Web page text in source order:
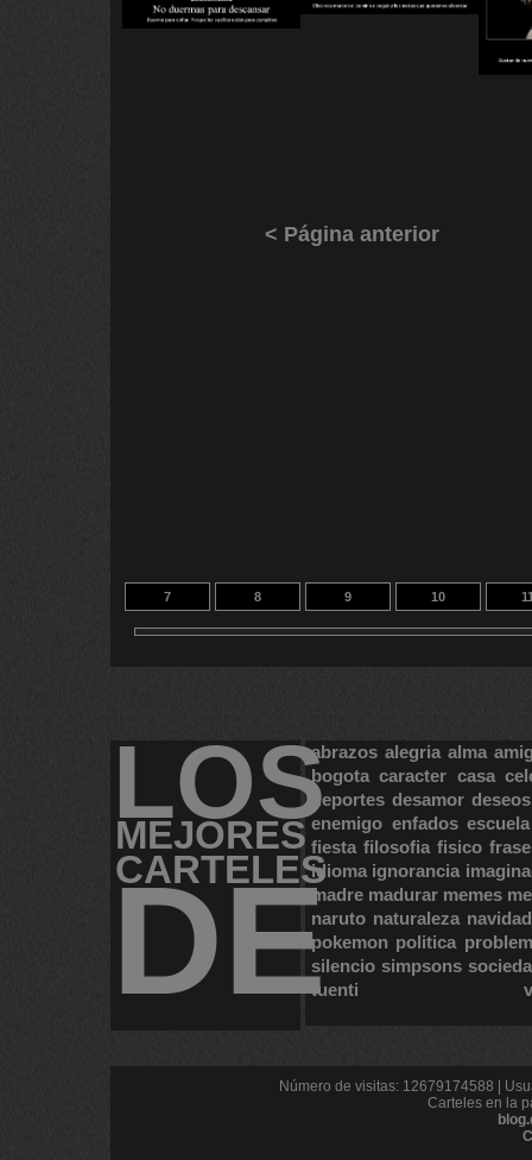
< Página anterior
7 8 9 10
17 18 13 14
LOS
MEJORES
CARTELES
DE
abrazos alegria alma
bogota caracter casa
deportes desamor deseos
enemigo enfados escuela
fiesta filosofia fisico
idioma ignorancia
madre madurar memes
naruto naturaleza navidad
pokemon politica
silencio simpsons
tuenti
Número de visitas: 12679174588 |
Carteles en la